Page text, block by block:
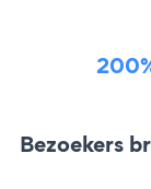
Bezoekers